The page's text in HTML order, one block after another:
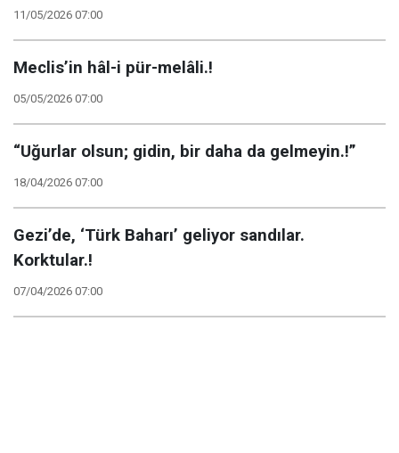
11/05/2026 07:00
Meclis’in hâl-i pür-melâli.!
05/05/2026 07:00
“Uğurlar olsun; gidin, bir daha da gelmeyin.!”
18/04/2026 07:00
Gezi’de, ‘Türk Baharı’ geliyor sandılar.
Korktular.!
07/04/2026 07:00